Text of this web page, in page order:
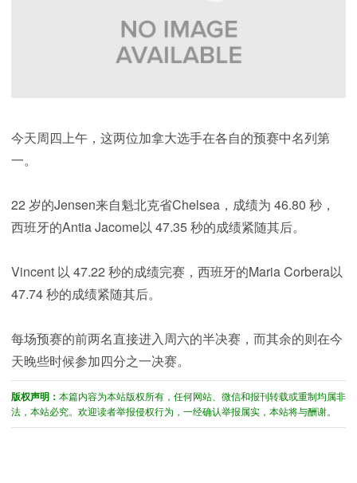
今天周四上午，这两位加拿大选手在各自的预赛中名列第
一。
22 岁的Jensen来自魁北克省Chelsea，成绩为 46.80 秒，
西班牙的Antia Jacome以 47.35 秒的成绩紧随其后。
Vincent 以 47.22 秒的成绩完赛，西班牙的Maria Corbera以
47.74 秒的成绩紧随其后。
每场预赛的前两名直接进入周六的半决赛，而其余的则在今
天晚些时候参加四分之一决赛。
版权声明： 本篇内容为本站版权所有，任何网站、微信和报刊转载或重制均属非
法，本站必究。欢迎读者举报侵权行为，一经确认举报属实，本站将与酬谢。